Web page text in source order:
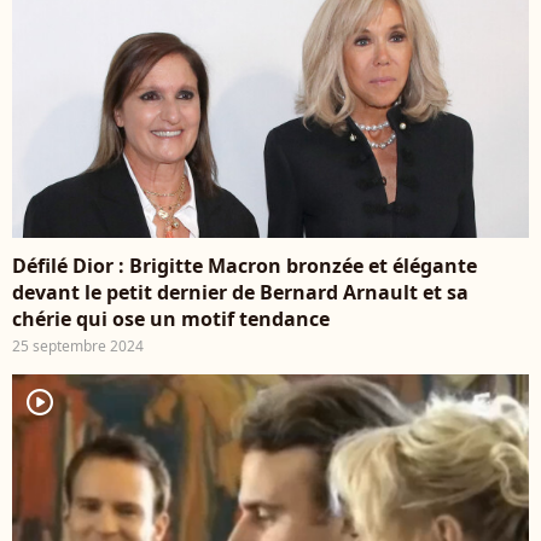
Défilé Dior : Brigitte Macron bronzée et élégante
devant le petit dernier de Bernard Arnault et sa
chérie qui ose un motif tendance
25 septembre 2024
player2